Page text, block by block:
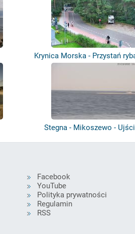
Krynica Morska - Przystań
Stegna - Mikoszewo -
Facebook
YouTube
Polityka prywatności
Regulamin
RSS